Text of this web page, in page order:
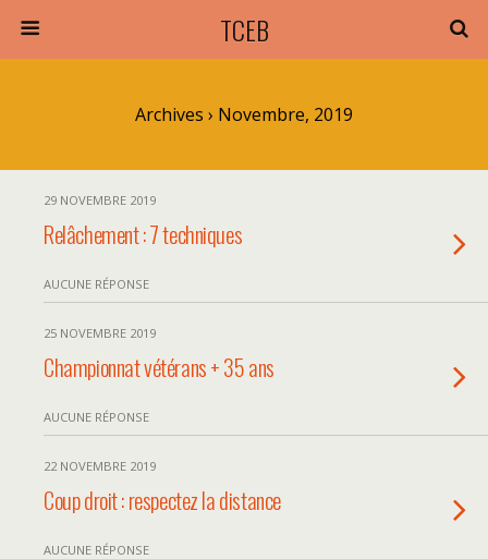
TCEB
Archives › Novembre, 2019
29 NOVEMBRE 2019
Relâchement : 7 techniques
AUCUNE RÉPONSE
25 NOVEMBRE 2019
Championnat vétérans + 35 ans
AUCUNE RÉPONSE
22 NOVEMBRE 2019
Coup droit : respectez la distance
AUCUNE RÉPONSE